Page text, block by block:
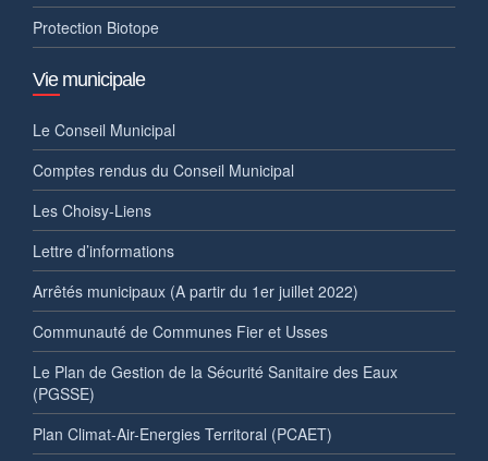
Protection Biotope
Vie municipale
Le Conseil Municipal
Comptes rendus du Conseil Municipal
Les Choisy-Liens
Lettre d’informations
Arrêtés municipaux (A partir du 1er juillet 2022)
Communauté de Communes Fier et Usses
Le Plan de Gestion de la Sécurité Sanitaire des Eaux
(PGSSE)
Plan Climat-Air-Energies Territoral (PCAET)